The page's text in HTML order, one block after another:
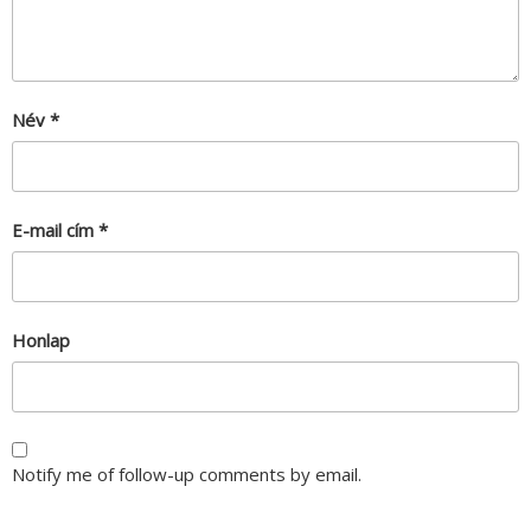
Név *
E-mail cím *
Honlap
Notify me of follow-up comments by email.